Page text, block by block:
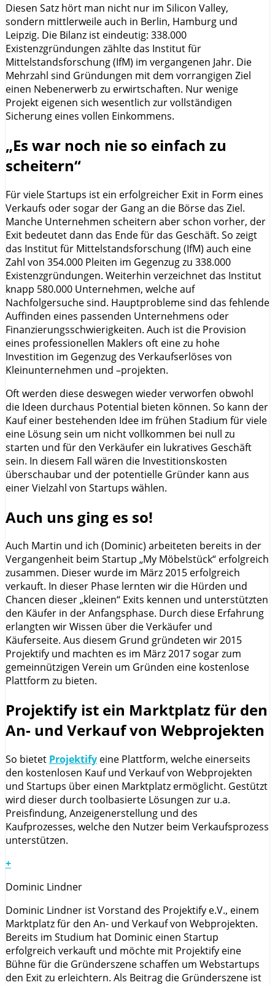
Diesen Satz hört man nicht nur im Silicon Valley,
sondern mittlerweile auch in Berlin, Hamburg und
Leipzig. Die Bilanz ist eindeutig: 338.000
Existenzgründungen zählte das Institut für
Mittelstandsforschung (IfM) im vergangenen Jahr. Die
Mehrzahl sind Gründungen mit dem vorrangigen Ziel
einen Nebenerwerb zu erwirtschaften. Nur wenige
Projekt eigenen sich wesentlich zur vollständigen
Sicherung eines vollen Einkommens.
„Es war noch nie so einfach zu
scheitern“
Für viele Startups ist ein erfolgreicher Exit in Form eines
Verkaufs oder sogar der Gang an die Börse das Ziel.
Manche Unternehmen scheitern aber schon vorher, der
Exit bedeutet dann das Ende für das Geschäft. So zeigt
das Institut für Mittelstandsforschung (IfM) auch eine
Zahl von 354.000 Pleiten im Gegenzug zu 338.000
Existenzgründungen. Weiterhin verzeichnet das Institut
knapp 580.000 Unternehmen, welche auf
Nachfolgersuche sind. Hauptprobleme sind das fehlende
Auffinden eines passenden Unternehmens oder
Finanzierungsschwierigkeiten. Auch ist die Provision
eines professionellen Maklers oft eine zu hohe
Investition im Gegenzug des Verkaufserlöses von
Kleinunternehmen und –projekten.
Oft werden diese deswegen wieder verworfen obwohl
die Ideen durchaus Potential bieten können. So kann der
Kauf einer bestehenden Idee im frühen Stadium für viele
eine Lösung sein um nicht vollkommen bei null zu
starten und für den Verkäufer ein lukratives Geschäft
sein. In diesem Fall wären die Investitionskosten
überschaubar und der potentielle Gründer kann aus
einer Vielzahl von Startups wählen.
Auch uns ging es so!
Auch Martin und ich (Dominic) arbeiteten bereits in der
Vergangenheit beim Startup „My Möbelstück“ erfolgreich
zusammen. Dieser wurde im März 2015 erfolgreich
verkauft. In dieser Phase lernten wir die Hürden und
Chancen dieser „kleinen“ Exits kennen und unterstützten
den Käufer in der Anfangsphase. Durch diese Erfahrung
erlangten wir Wissen über die Verkäufer und
Käuferseite. Aus diesem Grund gründeten wir 2015
Projektify und machten es im März 2017 sogar zum
gemeinnützigen Verein um Gründen eine kostenlose
Plattform zu bieten.
Projektify ist ein Marktplatz für den
An- und Verkauf von Webprojekten
So bietet Projektify eine Plattform, welche einerseits
den kostenlosen Kauf und Verkauf von Webprojekten
und Startups über einen Marktplatz ermöglicht. Gestützt
wird dieser durch toolbasierte Lösungen zur u.a.
Preisfindung, Anzeigenerstellung und des
Kaufprozesses, welche den Nutzer beim Verkaufsprozess
unterstützen.
+
Dominic Lindner
Dominic Lindner ist Vorstand des Projektify e.V., einem
Marktplatz für den An- und Verkauf von Webprojekten.
Bereits im Studium hat Dominic einen Startup
erfolgreich verkauft und möchte mit Projektify eine
Bühne für die Gründerszene schaffen um Webstartups
den Exit zu erleichtern. Als Beitrag die Gründerszene ist